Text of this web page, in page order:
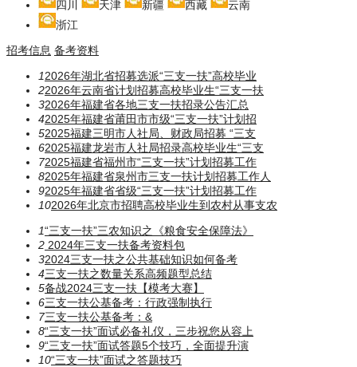
四川
天津 新疆 西藏
云南
浙江
招考信息 备考资料
12026年湖北省招募选派“三支一扶”高校毕业
22026年云南省计划招募高校毕业生“三支一扶
32026年福建省各地三支一扶招录公告汇总
42025年福建省莆田市市级“三支一扶”计划招
52025福建三明市人社局、财政局招募 “三支
62025福建龙岩市人社局招录高校毕业生“三支
72025福建省福州市“三支一扶”计划招募工作
82025年福建省泉州市三支一扶计划招募工作人
92025年福建省省级“三支一扶”计划招募工作
102026年北京市招聘高校毕业生到农村从事支农
1“三支一扶”三农知识之《粮食安全保障法》
2 2024年三支一扶备考资料包
32024三支一扶之公共基础知识如何备考
4三支一扶之数量关系高频题型总结
5备战2024三支一扶【模考大赛】
6三支一扶公基备考：行政强制执行
7三支一扶公基备考：​​​&
8“三支一扶”面试必备礼仪，三步祝您从容上
9“三支一扶”面试答题5个技巧，全面提升演
10“三支一扶”面试之答题技巧